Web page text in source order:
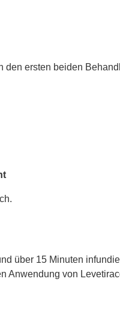
den ersten beiden
über 15 Minuten
Anwendung von